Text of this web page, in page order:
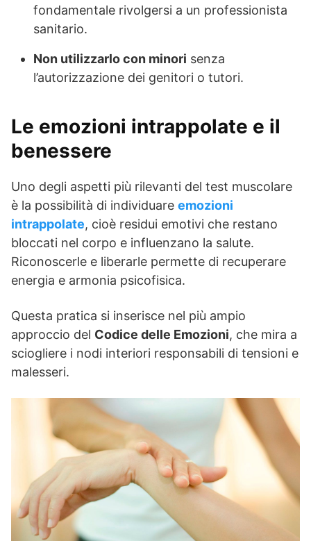
fondamentale rivolgersi a un professionista
sanitario.
Non utilizzarlo con minori senza
l’autorizzazione dei genitori o tutori.
Le emozioni intrappolate e il
benessere
Uno degli aspetti più rilevanti del test muscolare
è la possibilità di individuare emozioni
intrappolate, cioè residui emotivi che restano
bloccati nel corpo e influenzano la salute.
Riconoscerle e liberarle permette di recuperare
energia e armonia psicofisica.
Questa pratica si inserisce nel più ampio
approccio del Codice delle Emozioni, che mira a
sciogliere i nodi interiori responsabili di tensioni e
malesseri.